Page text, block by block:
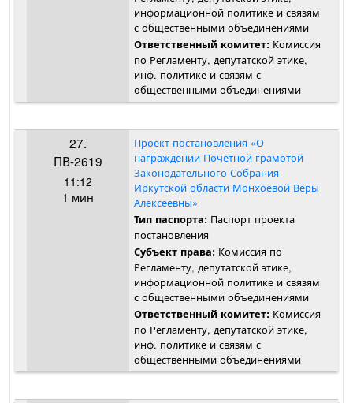
информационной политике и связям
с общественными объединениями
Ответственный комитет: Комиссия
по Регламенту, депутатской этике,
инф. политике и связям с
общественными объединениями
27.
ПВ-2619
11:12
1 мин
Проект постановления «О
награждении Почетной грамотой
Законодательного Собрания
Иркутской области Монхоевой Веры
Алексеевны»
Тип паспорта: Паспорт проекта
постановления
Субъект права: Комиссия по
Регламенту, депутатской этике,
информационной политике и связям
с общественными объединениями
Ответственный комитет: Комиссия
по Регламенту, депутатской этике,
инф. политике и связям с
общественными объединениями